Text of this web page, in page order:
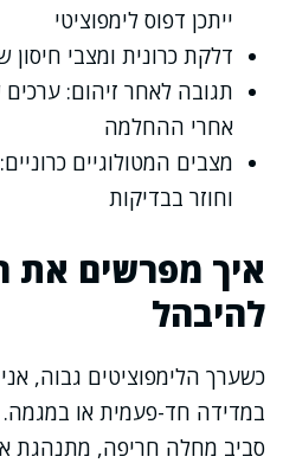
ייתכן דפוס לימפוציטי
דלקת כרונית ומצבי חיסון
תגובה לאחר זיהום:
אחרי ההחלמה
מצבים המטולוגיים
וחוזר בבדיקות
איך מפרשים את
להיבהל
כשערך הלימפוציטים גבוה,
במדידה חד-פעמית או
סביב מחלה חריפה, מתנהגת